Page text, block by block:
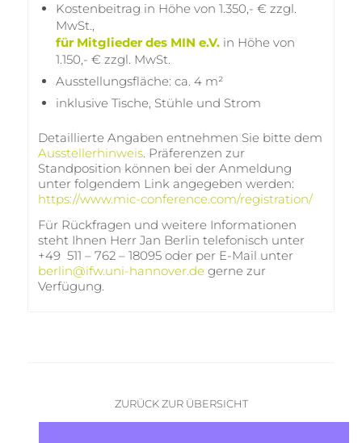
Kostenbeitrag in Höhe von 1.350,- € zzgl.
MwSt.,
für Mitglieder des MIN e.V. in Höhe von
1.150,- € zzgl. MwSt.
Ausstellungsfläche: ca. 4 m²
inklusive Tische, Stühle und Strom
Detaillierte Angaben entnehmen Sie bitte dem
Ausstellerhinweis. Präferenzen zur
Standposition können bei der Anmeldung
unter folgendem Link angegeben werden:
https://www.mic-conference.com/registration/
Für Rückfragen und weitere Informationen
steht Ihnen Herr Jan Berlin telefonisch unter
+49 511 – 762 – 18095 oder per E-Mail unter
berlin@ifw.uni-hannover.de gerne zur
Verfügung.
ZURÜCK ZUR ÜBERSICHT